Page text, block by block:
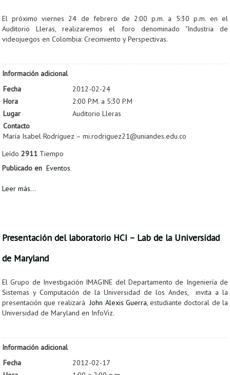
El próximo viernes 24 de febrero de 2:00 p.m. a 5:30 p.m. en el
Auditorio Lleras, realizaremos el foro denominado "Industria de
videojuegos en Colombia: Crecimiento y Perspectivas.
Información adicional
Fecha
2012-02-24
Hora
2:00 P.M. a 5:30 P.M
Lugar
Auditorio Lleras
Contacto
María Isabel Rodríguez – mi.rodriguez21@uniandes.edu.co
Leído 2911 Tiempo
Publicado en Eventos
Leer más...
Presentación del laboratorio HCI – Lab de la Universidad
de Maryland
El Grupo de Investigación IMAGINE del Departamento de Ingeniería de
Sistemas y Computación de la Universidad de los Andes, invita a la
presentación que realizaráJohn Alexis Guerra, estudiante doctoral de la
Universidad de Maryland en InfoViz.
Información adicional
Fecha
2012-02-17